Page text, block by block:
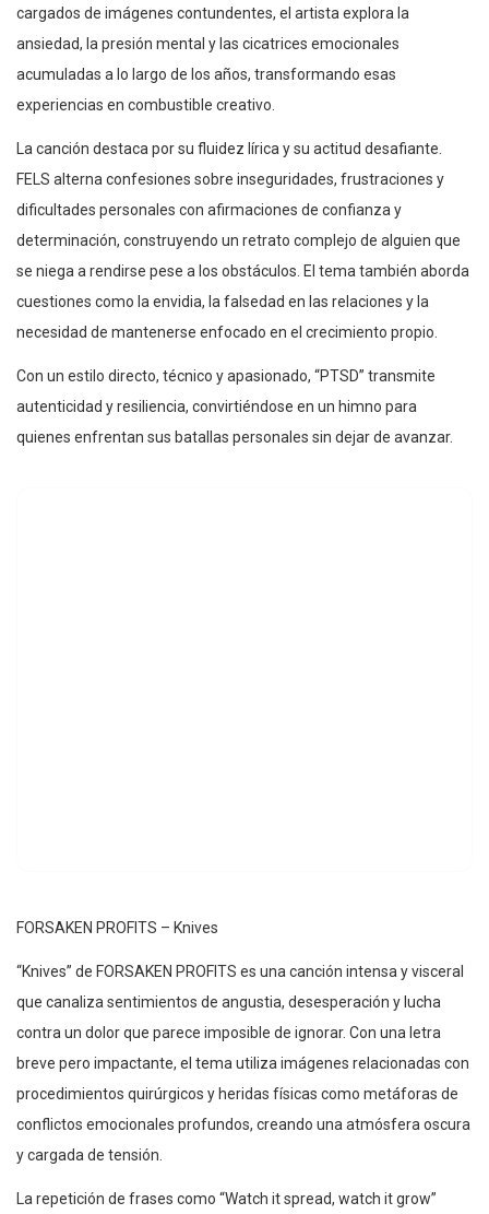
cargados de imágenes contundentes, el artista explora la
ansiedad, la presión mental y las cicatrices emocionales
acumuladas a lo largo de los años, transformando esas
experiencias en combustible creativo.
La canción destaca por su fluidez lírica y su actitud desafiante.
FELS alterna confesiones sobre inseguridades, frustraciones y
dificultades personales con afirmaciones de confianza y
determinación, construyendo un retrato complejo de alguien que
se niega a rendirse pese a los obstáculos. El tema también aborda
cuestiones como la envidia, la falsedad en las relaciones y la
necesidad de mantenerse enfocado en el crecimiento propio.
Con un estilo directo, técnico y apasionado, “PTSD” transmite
autenticidad y resiliencia, convirtiéndose en un himno para
quienes enfrentan sus batallas personales sin dejar de avanzar.
FORSAKEN PROFITS – Knives
“Knives” de FORSAKEN PROFITS es una canción intensa y visceral
que canaliza sentimientos de angustia, desesperación y lucha
contra un dolor que parece imposible de ignorar. Con una letra
breve pero impactante, el tema utiliza imágenes relacionadas con
procedimientos quirúrgicos y heridas físicas como metáforas de
conflictos emocionales profundos, creando una atmósfera oscura
y cargada de tensión.
La repetición de frases como “Watch it spread, watch it grow”